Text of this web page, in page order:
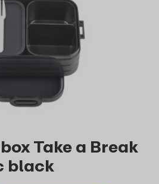
Take a Break
black